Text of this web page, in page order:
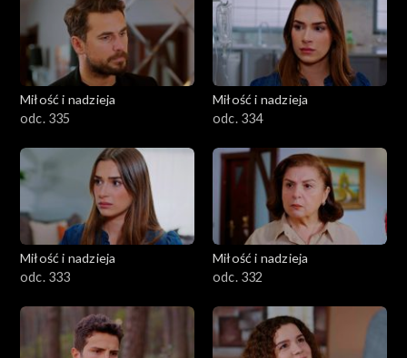
Miłość i nadzieja
odc. 335
Miłość i nadzieja
odc. 334
Miłość i nadzieja
odc. 333
Miłość i nadzieja
odc. 332